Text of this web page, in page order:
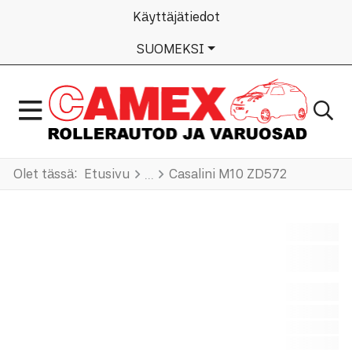
Käyttäjätiedot
VALITSE KIELI
SUOMEKSI
Olet tässä: Etusivu Casalini M10 ZD572